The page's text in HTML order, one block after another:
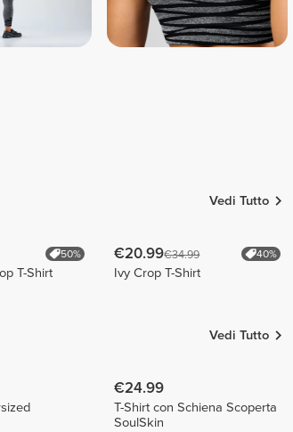
Vedi Tutto
50%
T-Shirt
€20.99€34.99 40%
Ivy Crop T-Shirt
Vedi Tutto
€24.99
T-Shirt con Schiena Scoperta
SoulSkin